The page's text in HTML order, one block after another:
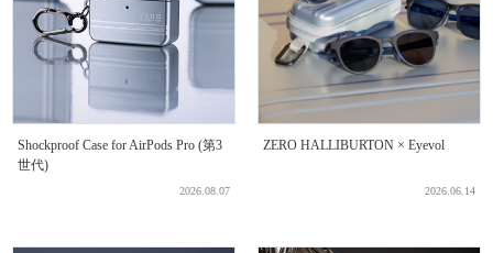
Shockproof Case for AirPods Pro (第3
世代)
2026.08.07
ZERO HALLIBURTON × Eyevol
2026.06.14